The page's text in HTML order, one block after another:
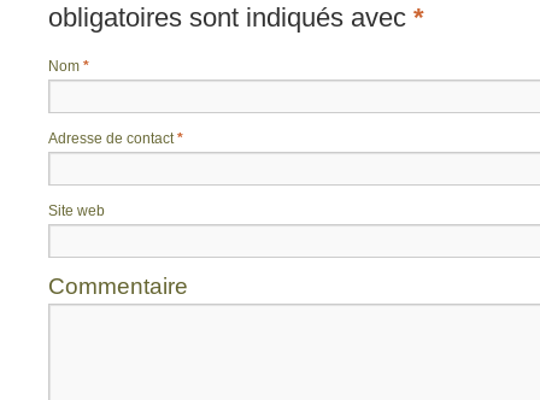
obligatoires sont indiqués avec *
Nom *
Adresse de contact*
Site web
Commentaire